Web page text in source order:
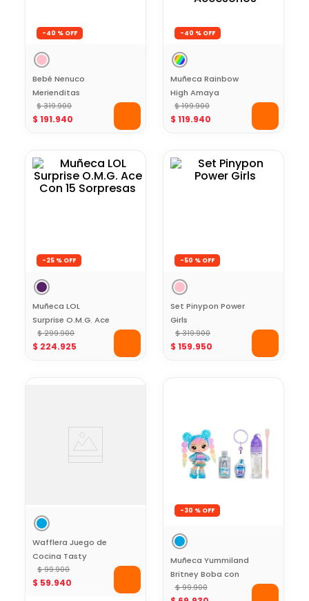
-40 %
Bebé Nenuco
Merienditas
Gourmet
$ 319.900
$ 191.940
-40 %
Muñeca Rainbow
High Amaya
Cabello Mágico
con Acuarelas
$ 199.900
$ 119.940
-25 %
Muñeca LOL
Surprise O.M.G. Ace
Con 15 Sorpresas
$ 299.900
$ 224.925
-50 %
Set Pinypon Power
Girls
$ 319.900
$ 159.950
Wafflera Juego de
Cocina Tasty
$ 99.900
$ 59.940
-30 %
Muñeca Yummiland
Britney Boba con
Brillo Labial para
$ 99.900